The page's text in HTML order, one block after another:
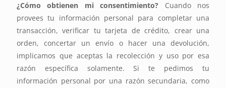
¿Cómo obtienen mi consentimiento? Cuando nos
provees tu información personal para completar una
transacción, verificar tu tarjeta de crédito, crear una
orden, concertar un envío o hacer una devolución,
implicamos que aceptas la recolección y uso por esa
razón específica solamente. Si te pedimos tu
información personal por una razón secundaria, como